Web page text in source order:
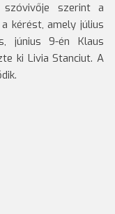
szerint a
kérést, amely július
június 9-én Klaus
ki Livia Stanciut. A